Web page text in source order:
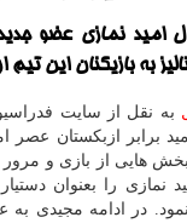
امید نمازی عضو
به بازیكنان این تیم
به نقل از سایت
برابر ازبكستان عصر
هایی از بازی و
نمازی را بعنوان
در ادامه مجیدی به